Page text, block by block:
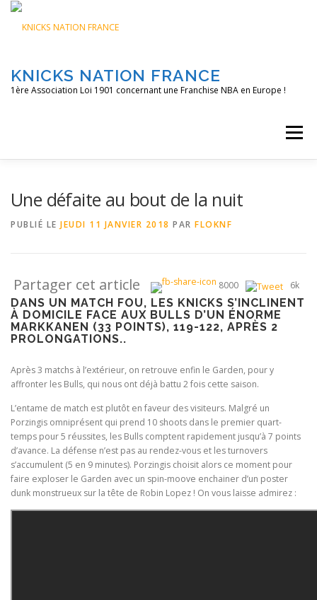
Aller
contenu
KNICKS NATION FRANCE
1ère Association Loi 1901 concernant une Franchise NBA en Europe !
Menu
Une défaite au bout de la nuit
PUBLIÉ LE JEUDI 11 JANVIER 2018 PAR FLOKNF
Partager cet article 8000 6k
DANS UN MATCH FOU, LES KNICKS S’INCLINENT
À DOMICILE FACE AUX BULLS D’UN ÉNORME
MARKKANEN (33 POINTS), 119-122, APRÈS 2
PROLONGATIONS..
Après 3 matchs à l’extérieur, on retrouve enfin le Garden, pour y
affronter les Bulls, qui nous ont déjà battu 2 fois cette saison.
L’entame de match est plutôt en faveur des visiteurs. Malgré un
Porzingis omniprésent qui prend 10 shoots dans le premier quart-
temps pour 5 réussites, les Bulls comptent rapidement jusqu’à 7 points
d’avance. La défense n’est pas au rendez-vous et les turnovers
s’accumulent (5 en 9 minutes). Porzingis choisit alors ce moment pour
faire exploser le Garden avec un spin-moove enchainer d’un poster
dunk monstrueux sur la tête de Robin Lopez ! On vous laisse admirez :